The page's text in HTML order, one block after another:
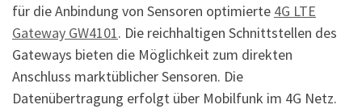
für die Anbindung von Sensoren optimierte 4G LTE
Gateway GW4101. Die reichhaltigen Schnittstellen des
Gateways bieten die Möglichkeit zum direkten
Anschluss marktüblicher Sensoren. Die
Datenübertragung erfolgt über Mobilfunk im 4G Netz.